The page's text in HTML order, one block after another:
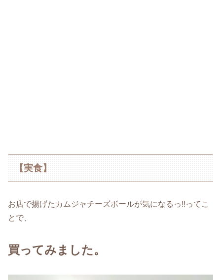
【実食】
お店で揚げたカムジャチーズボールが気になるっ!!ってこ
とで、
買ってみました。